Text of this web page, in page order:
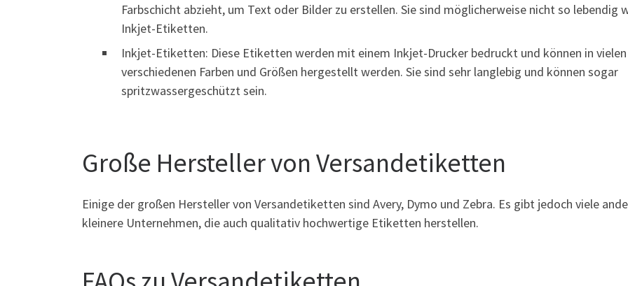
Farbschicht abzieht, um Text oder Bilder zu erstellen. Sie sind möglicherweise nicht so lebendig
Inkjet-Etiketten.
Inkjet-Etiketten: Diese Etiketten werden mit einem Inkjet-Drucker bedruckt und können in vielen
verschiedenen Farben und Größen hergestellt werden. Sie sind sehr langlebig und können sogar
spritzwassergeschützt sein.
Große Hersteller von Versandetiketten
Einige der großen Hersteller von Versandetiketten sind Avery, Dymo und Zebra. Es gibt jedoch viele
kleinere Unternehmen, die auch qualitativ hochwertige Etiketten herstellen.